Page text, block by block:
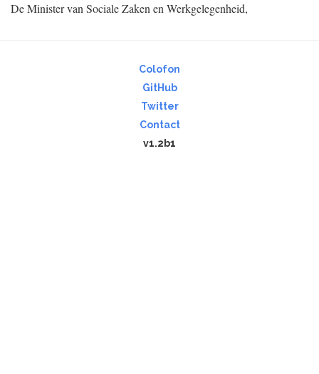
De Minister van Sociale Zaken en Werkgelegenheid,
Colofon
GitHub
Twitter
Contact
v1.2b1